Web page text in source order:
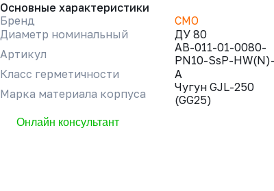
Основные характеристики
Бренд
CMO
Диаметр номинальный
ДУ 80
Артикул
AB-011-01-0080-
PN10-SsP-
Класс герметичности
A
Марка материала корпуса
Чугун GJL-250
(GG25)
Онлайн консультант